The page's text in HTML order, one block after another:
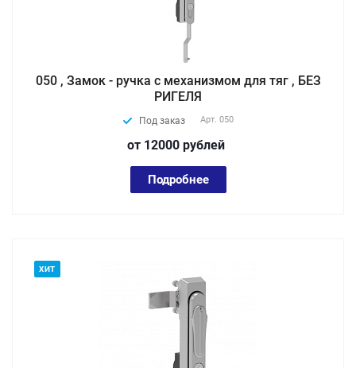
050 , Замок - ручка с механизмом для тяг , БЕЗ
РИГЕЛЯ
Под заказ Арт. 050
от 12000 рублей
Подробнее
ХИТ